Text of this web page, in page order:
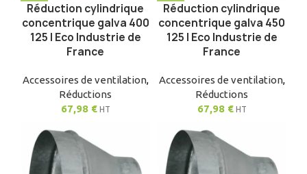
Réduction cylindrique
concentrique galva 400
125 | Eco Industrie de
France
Accessoires de ventilation,
Réductions
67,98 € HT
Réduction cylindrique
concentrique galva 450
125 | Eco Industrie de
France
Accessoires de ventilation,
Réductions
67,98 € HT